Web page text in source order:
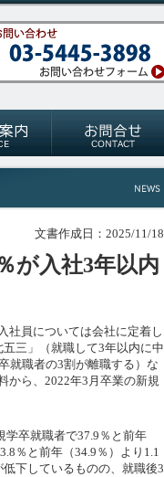
文書作成日：2025/11/18
が入社3年以内
社員については会社に定着し
三」（就職して3年以内に中
就職者の3割が離職する）な
から、2022年3月卒業の新規
卒就職者で37.9％と前年
％と前年（34.9％）より1.1
下しているものの、就職後3